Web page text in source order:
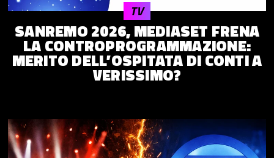
SANREMO 2026, MEDIASET FRENA
LA CONTROPROGRAMMAZIONE:
MERITO DELL’OSPITATA DI CONTI A
VERISSIMO?
TV